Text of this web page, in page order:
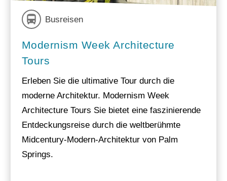
Busreisen
Modernism Week Architecture
Tours
Erleben Sie die ultimative Tour durch die
moderne Architektur. Modernism Week
Architecture Tours Sie bietet eine faszinierende
Entdeckungsreise durch die weltberühmte
Midcentury-Modern-Architektur von Palm
Springs.